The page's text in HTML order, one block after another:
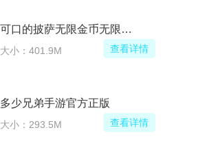
可口的披萨无限金币无限钻石最新版2026
大小：401.9M 查看详情
多少兄弟手游官方正版
大小：293.5M 查看详情